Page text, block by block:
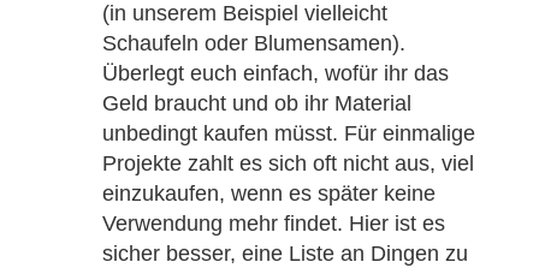
(in unserem Beispiel vielleicht
Schaufeln oder Blumensamen).
Überlegt euch einfach, wofür ihr das
Geld braucht und ob ihr Material
unbedingt kaufen müsst. Für einmalige
Projekte zahlt es sich oft nicht aus, viel
einzukaufen, wenn es später keine
Verwendung mehr findet. Hier ist es
sicher besser, eine Liste an Dingen zu